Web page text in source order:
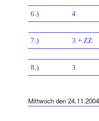
6.) 4
7.) 3 + ZZ
8.) 3
Mittwoch den 24.11.2004